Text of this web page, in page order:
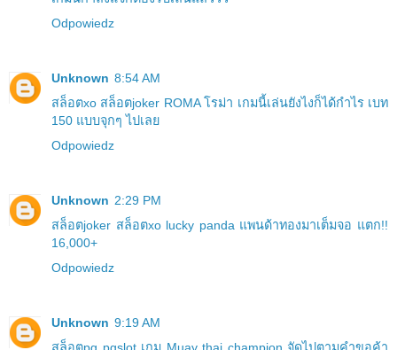
Odpowiedz
Unknown 8:54 AM
สล็อตxo สล็อตjoker ROMA โรม่า เกมนี้เล่นยังไงก็ได้กำไร เบท
150 แบบจุกๆ ไปเลย
Odpowiedz
Unknown 2:29 PM
สล็อตjoker สล็อตxo lucky panda แพนด้าทองมาเต็มจอ แตก!!
16,000+
Odpowiedz
Unknown 9:19 AM
สล็อตpg pgslot เกม Muay thai champion จัดไปตามคำขอค้า